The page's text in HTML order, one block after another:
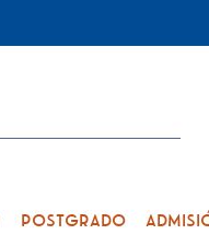
POSTGRADO